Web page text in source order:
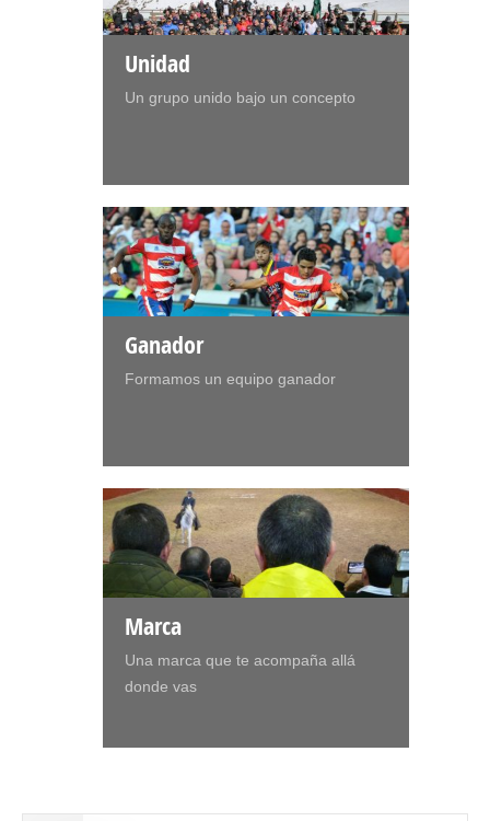
Unidad
Un grupo unido bajo un concepto
Ganador
Formamos un equipo ganador
Marca
Una marca que te acompaña allá
donde vas